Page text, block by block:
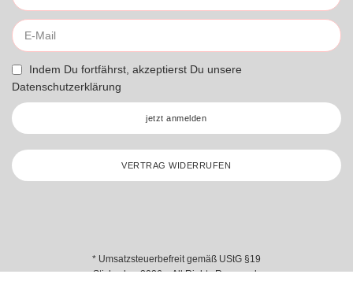
Indem Du fortfährst, akzeptierst Du unsere
Datenschutzerklärung
jetzt anmelden
VERTRAG WIDERRUFEN
* Umsatzsteuerbefreit gemäß UStG §19
Stickzebra 2026 – All Rights Reserved.